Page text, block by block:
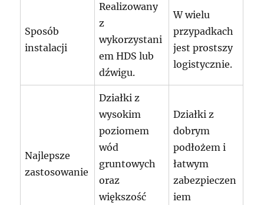
Sposób
instalacji
Realizowany
z
wykorzystani
em HDS lub
dźwigu.
W wielu
przypadkach
jest prostszy
logistycznie.
Najlepsze
zastosowanie
Działki z
wysokim
poziomem
wód
gruntowych
oraz
większość
Działki z
dobrym
podłożem i
łatwym
zabezpieczen
iem